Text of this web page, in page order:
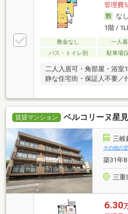
管理費
なし
1階 /
敷金なし 一人
バス・トイレ別
駐車場(
二人入居可・角部屋・浴室
静な住宅街・保証人不要／
賃貸マンション ベルコリーヌ星
三岐
その他の
築31年
三重
6.30